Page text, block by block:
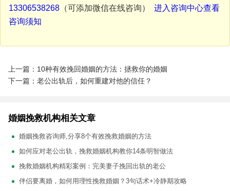
13306538268（可添加微信在线咨询） 进入咨询中心查看
咨询须知
上一篇：10种有效挽回婚姻的方法：拯救你的婚姻
下一篇：老公出轨后，如何重建对他的信任？
婚姻挽救机构相关文章
婚姻挽救咨询师,分享8个有效挽救婚姻的方法
如何应对老公出轨，挽救婚姻机构教你14条明智做法
挽救婚姻机构精彩案例：完美妻子挽回出轨的老公
伴侣要离婚，如何用理性挽救婚姻？3句话术+冷静期攻略